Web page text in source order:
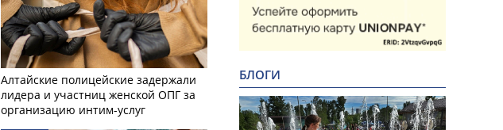
Алтайские полицейские задержали
лидера и участниц женской ОПГ за
организацию интим-услуг
БЛОГИ